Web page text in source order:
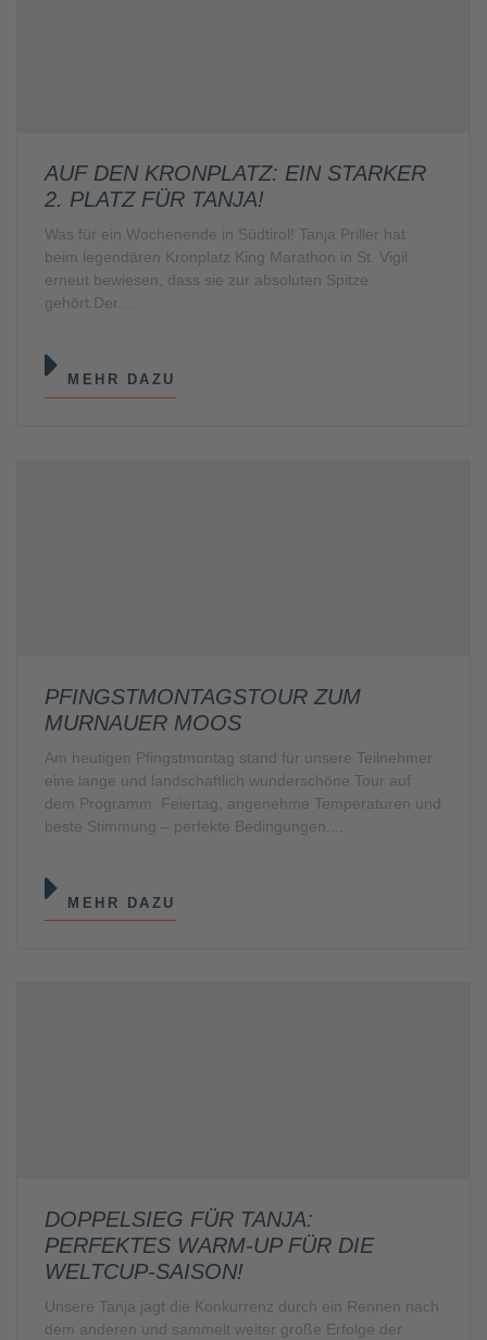
AUF DEN KRONPLATZ: EIN STARKER
2. PLATZ FÜR TANJA!
Was für ein Wochenende in Südtirol! Tanja Priller hat
beim legendären Kronplatz King Marathon in St. Vigil
erneut bewiesen, dass sie zur absoluten Spitze
gehört.Der....
MEHR DAZU
PFINGSTMONTAGSTOUR ZUM
MURNAUER MOOS
Am heutigen Pfingstmontag stand für unsere Teilnehmer
eine lange und landschaftlich wunderschöne Tour auf
dem Programm. Feiertag, angenehme Temperaturen und
beste Stimmung – perfekte Bedingungen....
MEHR DAZU
DOPPELSIEG FÜR TANJA:
PERFEKTES WARM-UP FÜR DIE
WELTCUP-SAISON!
Unsere Tanja jagt die Konkurrenz durch ein Rennen nach
dem anderen und sammelt weiter große Erfolge der